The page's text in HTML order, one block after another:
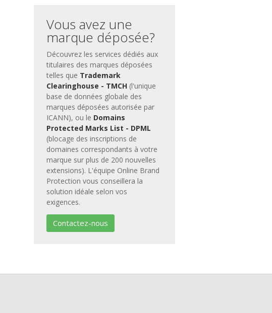
Vous avez une
marque déposée?
Découvrez les services dédiés aux
titulaires des marques déposées
telles que Trademark
Clearinghouse - TMCH (l'unique
base de données globale des
marques déposées autorisée par
ICANN), ou le Domains
Protected Marks List - DPML
(blocage des inscriptions de
domaines correspondants à votre
marque sur plus de 200 nouvelles
extensions). L'équipe Online Brand
Protection vous conseillera la
solution idéale selon vos
exigences.
Contactez-nous